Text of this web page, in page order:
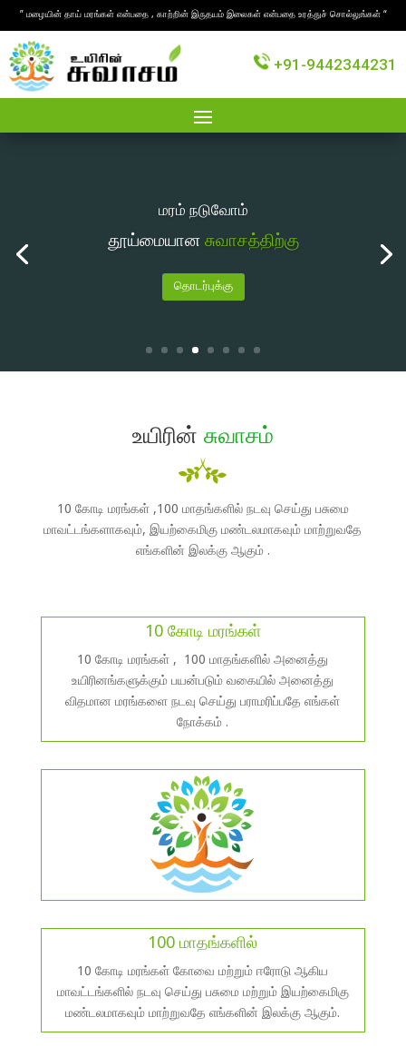
” மழையின் தாய் மரங்கள் என்பதை , காற்றின் இருதயம் இலைகள் என்பதை உரத்துச் சொல்லுங்கள் “
+91-9442344231
மரம் நடுவோம்
தூய்மையான சுவாசத்திற்கு
தொடர்புக்கு
உயிரின் சுவாசம்
10 கோடி மரங்கள் ,100 மாதங்களில் நடவு செய்து பசுமை
மாவட்டங்களாகவும், இயற்கைமிகு மண்டலமாகவும் மாற்றுவதே
எங்களின் இலக்கு ஆகும் .
10 கோடி மரங்கள்
10 கோடி மரங்கள் , 100 மாதங்களில் அனைத்து
உயிரினங்களுக்கும் பயன்படும் வகையில் அனைத்து
விதமான மரங்களை நடவு செய்து பராமரிப்பதே எங்கள்
நோக்கம் .
100 மாதங்களில்
10 கோடி மரங்கள் கோவை மற்றும் ஈரோடு ஆகிய
மாவட்டங்களில் நடவு செய்து பசுமை மற்றும் இயற்கைமிகு
மண்டலமாகவும் மாற்றுவதே எங்களின் இலக்கு ஆகும்.